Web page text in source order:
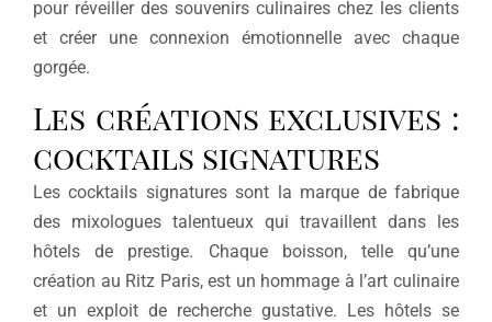
pour réveiller des souvenirs culinaires chez les clients
et créer une connexion émotionnelle avec chaque
gorgée.
Les créations exclusives :
cocktails signatures
Les cocktails signatures sont la marque de fabrique
des mixologues talentueux qui travaillent dans les
hôtels de prestige. Chaque boisson, telle qu’une
création au Ritz Paris, est un hommage à l’art culinaire
et un exploit de recherche gustative. Les hôtels se